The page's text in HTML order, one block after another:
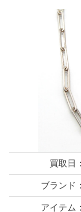
買取日：
ブランド：
アイテム：